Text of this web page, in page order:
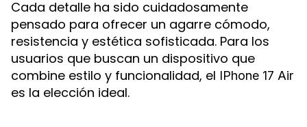
Cada detalle ha sido cuidadosamente
pensado para ofrecer un agarre cómodo,
resistencia y estética sofisticada. Para los
usuarios que buscan un dispositivo que
combine estilo y funcionalidad, el IPhone 17 Air
es la elección ideal.